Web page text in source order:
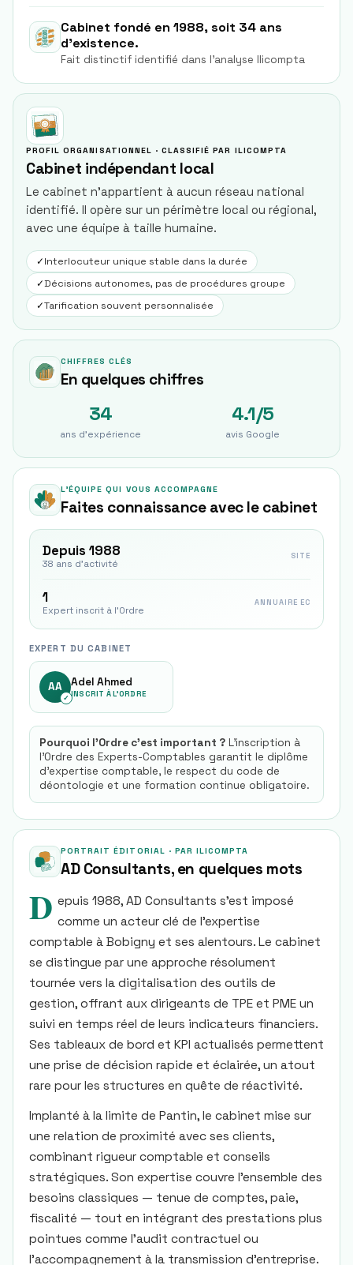
Cabinet fondé en 1988, soit 34 ans
d'existence.
Fait distinctif identifié dans l'analyse Ilicompta
PROFIL ORGANISATIONNEL · CLASSIFIÉ PAR ILICOMPTA
Cabinet indépendant local
Le cabinet n'appartient à aucun réseau national
identifié. Il opère sur un périmètre local ou régional,
avec une équipe à taille humaine.
✓Interlocuteur unique stable dans la durée
✓Décisions autonomes, pas de procédures groupe
✓Tarification souvent personnalisée
CHIFFRES CLÉS
En quelques chiffres
34
ans d'expérience
4.1/5
avis Google
L'ÉQUIPE QUI VOUS ACCOMPAGNE
Faites connaissance avec le cabinet
Depuis 1988
38 ans d'activité
SITE
1
Expert inscrit à l'Ordre
ANNUAIRE EC
EXPERT DU CABINET
AA
✓
Adel Ahmed
INSCRIT À L'ORDRE
Pourquoi l'Ordre c'est important ? L'inscription à
l'Ordre des Experts-Comptables garantit le diplôme
d'expertise comptable, le respect du code de
déontologie et une formation continue obligatoire.
PORTRAIT ÉDITORIAL · PAR ILICOMPTA
AD Consultants, en quelques mots
D epuis 1988, AD Consultants s’est imposé
comme un acteur clé de l’expertise
comptable à Bobigny et ses alentours. Le cabinet
se distingue par une approche résolument
tournée vers la digitalisation des outils de
gestion, offrant aux dirigeants de TPE et PME un
suivi en temps réel de leurs indicateurs financiers.
Ses tableaux de bord et KPI actualisés permettent
une prise de décision rapide et éclairée, un atout
rare pour les structures en quête de réactivité.
Implanté à la limite de Pantin, le cabinet mise sur
une relation de proximité avec ses clients,
combinant rigueur comptable et conseils
stratégiques. Son expertise couvre l’ensemble des
besoins classiques — tenue de comptes, paie,
fiscalité — tout en intégrant des prestations plus
pointues comme l’audit contractuel ou
l’accompagnement à la transmission d’entreprise.